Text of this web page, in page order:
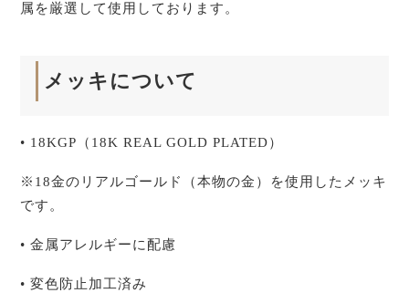
属を厳選して使用しております。
メッキについて
• 18KGP（18K REAL GOLD PLATED）
※18金のリアルゴールド（本物の金）を使用したメッキ
です。
• 金属アレルギーに配慮
• 変色防止加工済み